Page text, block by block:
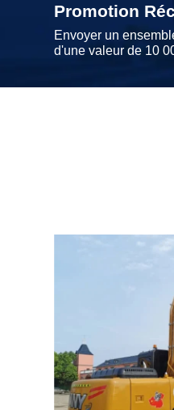
Promotion
Envoyer un
d'une valeur de 10